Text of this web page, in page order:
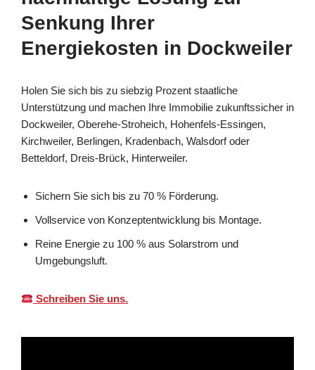
Senkung Ihrer
Energiekosten in Dockweiler
Holen Sie sich bis zu siebzig Prozent staatliche
Unterstützung und machen Ihre Immobilie zukunftssicher in
Dockweiler, Oberehe-Stroheich, Hohenfels-Essingen,
Kirchweiler, Berlingen, Kradenbach, Walsdorf oder
Betteldorf, Dreis-Brück, Hinterweiler.
Sichern Sie sich bis zu 70 % Förderung.
Vollservice von Konzeptentwicklung bis Montage.
Reine Energie zu 100 % aus Solarstrom und
Umgebungsluft.
Schreiben Sie uns.